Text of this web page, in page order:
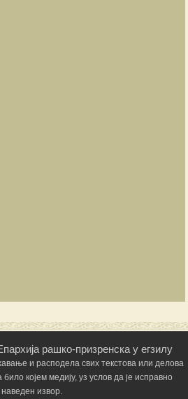
рашко-призренска у егзилу
и расподела свих текстова или делова
којем медију, уз услов да је исправно
наведен извор.